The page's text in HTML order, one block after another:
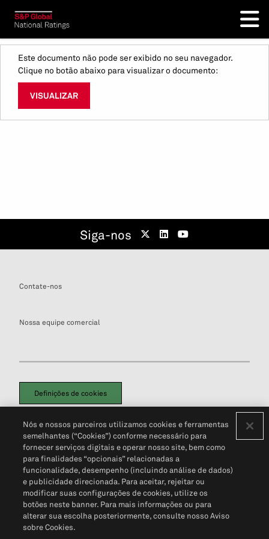
Este documento não pode ser exibido no seu navegador.
Clique no botão abaixo para visualizar o documento:
VISUALIZAR
Siga-nos
Contate-nos
Nossa equipe comercial
Definições de cookies
Política de PrivacidadePortal de privacidade do cliente (em inglês)
Não Venda Minhas Informações Pessoais© 2026 S&P Global
Nós e nossos parceiros utilizamos cookies e ferramentas
semelhantes (“Cookies”) conforme necessário para
fornecer serviços digitais e operar nosso site, bem como
para finalidades “opcionais” relacionadas a
funcionalidade, desempenho (incluindo análise de dados)
e publicidade direcionada. Para aceitar, rejeitar ou
modificar suas configurações de cookies, utilize os
botões neste banner. Para mais informações ou para
alterar sua escolha posteriormente, consulte nosso Aviso
sobre Cookies.